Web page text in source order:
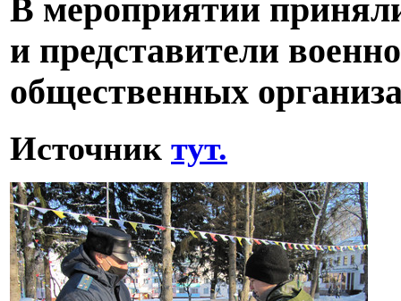
В мероприятии
и представители
общественных
Источник тут.